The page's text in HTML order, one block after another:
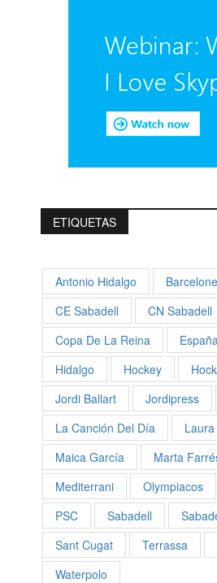
ETIQUETAS
Antonio Hidalgo
CE Sabadell
CN Sabadell
Copa De La Reina
Hidalgo
Hockey
Jordi Ballart
Jordipress
La Canción Del Día
Maica García
Marta
Mediterrani
Olympiacos
PSC
Sabadell
Sant Cugat
Terrassa
Waterpolo